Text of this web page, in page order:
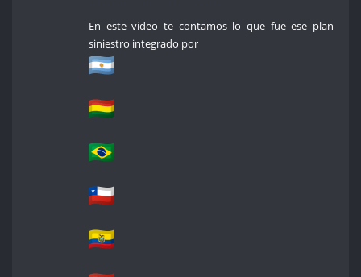
En este video te contamos lo que fue ese plan
siniestro integrado por